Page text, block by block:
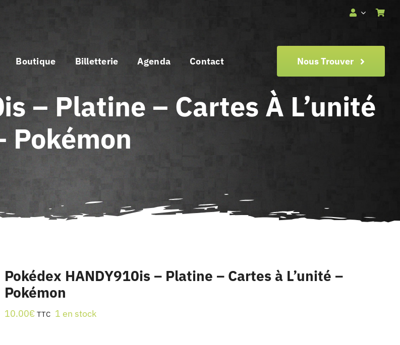
Boutique Billetterie Agenda Contact Nous Trouver
– Platine – Cartes À L’unité
Pokémon
Pokédex HANDY910is – Platine – Cartes à L’unité –
Pokémon
10.00€ TTC 1 en stock